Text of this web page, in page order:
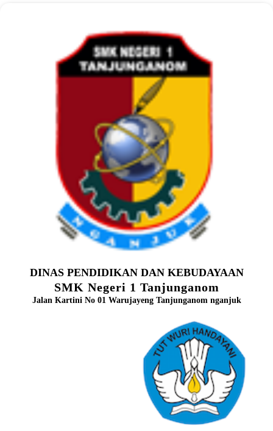
DINAS PENDIDIKAN DAN KEBUDAYAAN
SMK Negeri 1 Tanjunganom
Jalan Kartini No 01 Warujayeng Tanjunganom nganjuk